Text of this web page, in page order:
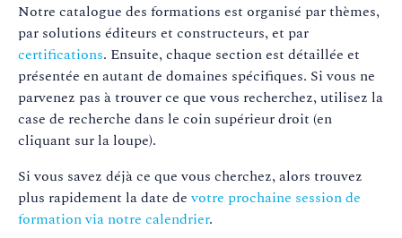
Notre catalogue des formations est organisé par thèmes,
par solutions éditeurs et constructeurs, et par
certifications. Ensuite, chaque section est détaillée et
présentée en autant de domaines spécifiques. Si vous ne
parvenez pas à trouver ce que vous recherchez, utilisez la
case de recherche dans le coin supérieur droit (en
cliquant sur la loupe).
Si vous savez déjà ce que vous cherchez, alors trouvez
plus rapidement la date devotre prochaine session de
formation via notre calendrier.